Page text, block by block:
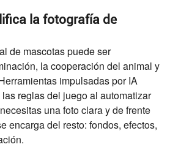
la fotografía de
de mascotas puede ser
la cooperación del animal y
impulsadas por IA
reglas del juego al automatizar
una foto clara y de frente
encarga del resto: fondos, efectos,